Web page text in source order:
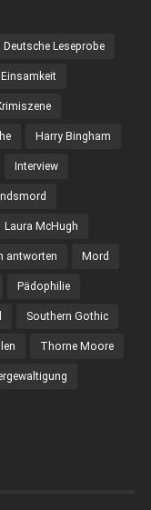
Deutsche Leseprobe
Einsamkeit
Harry Bingham
Interview
Laura McHugh
antworten Mord
Pädophilie
Southern Gothic
Thorne Moore